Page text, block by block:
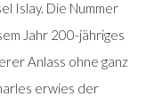
Islay. Die Nummer
Jahr 200-jähriges
Anlass ohne ganz
erwies der